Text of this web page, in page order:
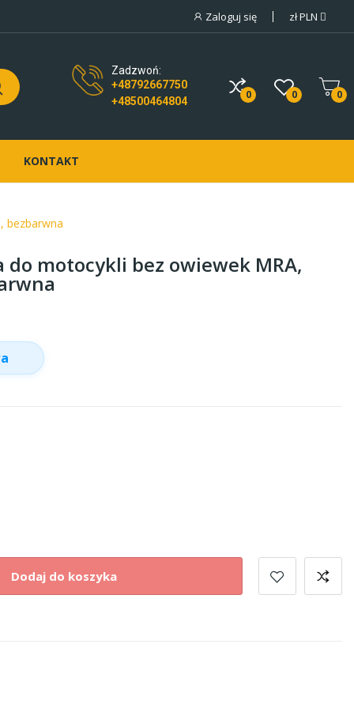
Zaloguj się złPLN
Zadzwoń:
+48792667750
+48500464804
0 0 0
KONTAKT
bezbarwna
do motocykli bez owiewek MRA,
Dodaj do koszyka